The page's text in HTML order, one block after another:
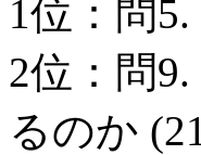
1位：問
2位：問
るのか